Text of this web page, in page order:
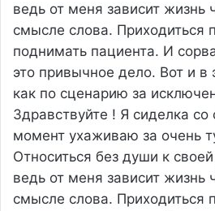
ведь от меня зависит жизнь
смысле слова. Приходиться
поднимать пациента. И
это привычное дело. Вот и в
как по сценарию за
Здравствуйте ! Я сиделка
момент ухаживаю за очень
Относиться без души к
ведь от меня зависит жизнь
смысле слова. Приходиться